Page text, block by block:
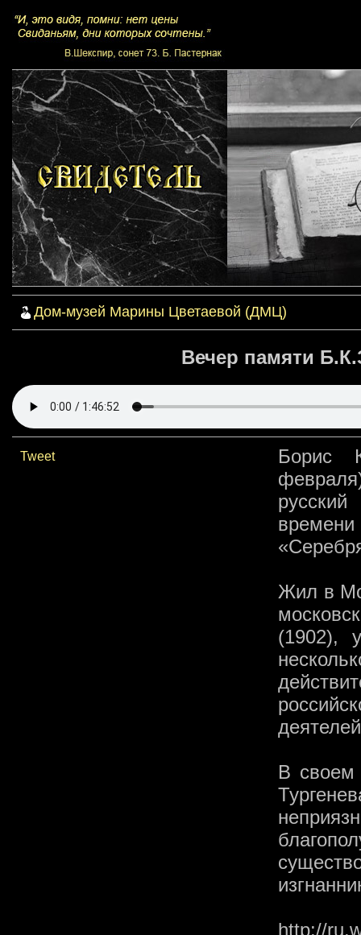
Дом-музей Марины Цветаевой (ДМЦ)
Вечер памяти
Tweet
Борис
Жил в
(1902),
В своем
http://